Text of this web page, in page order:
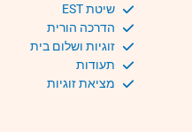
שיטת EST
הדרכה הורית
זוגיות ושלום בית
תעודות
מציאת זוגיות